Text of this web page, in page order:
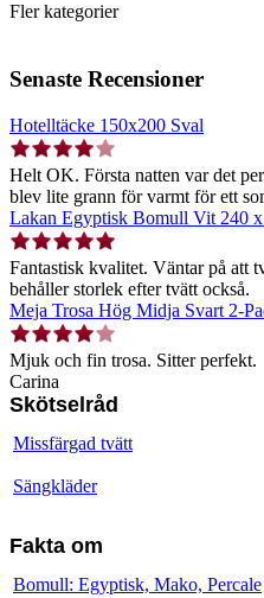
Fler kategorier
Senaste Recensioner
Hotelltäcke 150x200 Sval
Helt OK. Första natten var det
blev lite grann för varmt för ett
Lakan Egyptisk Bomull Vit 240
Fantastisk kvalitet. Väntar på att
behåller storlek efter tvätt också.
Meja Trosa Hög Midja Svart 2-
Mjuk och fin trosa. Sitter perfekt.
Carina
Skötselråd
Missfärgad tvätt
Sängkläder
Fakta om
Bomull: Egyptisk, Mako, Percale